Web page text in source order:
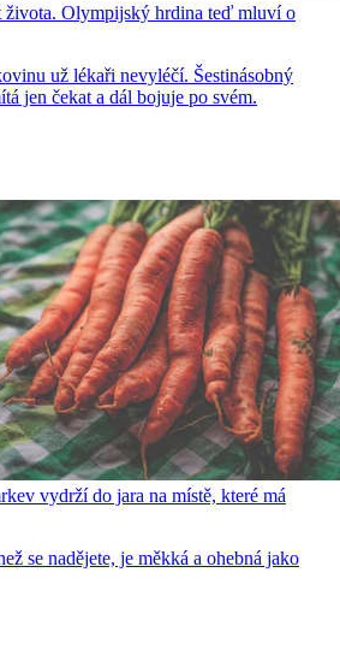
života. Olympijský hrdina teď mluví o
už lékaři nevyléčí. Šestinásobný
jen čekat a dál bojuje po svém.
vydrží do jara na místě, které má
se nadějete, je měkká a ohebná jako